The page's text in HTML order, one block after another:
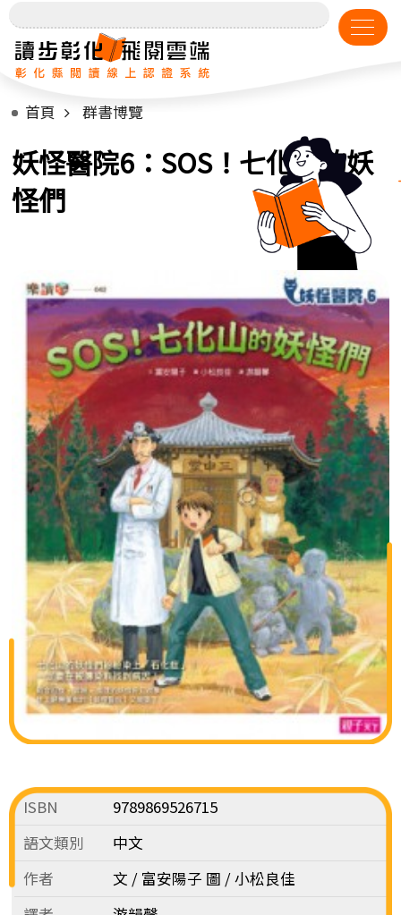
首頁 群書博覽
妖怪醫院6：SOS！七化山的妖
怪們
ISBN
9789869526715
語文類別
中文
作者
文 / 富安陽子 圖 / 小松良佳